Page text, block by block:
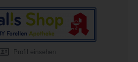
Profil einsehen